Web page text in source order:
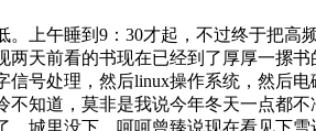
午睡到9：30才起，不过终于把高频
前看的书现在已经到了厚厚一摞书
信号处理，然后linux操作系统，然后
知道，莫非是我说今年冬天一点都不
里没下，呵呵曾臻说现在看见下雪